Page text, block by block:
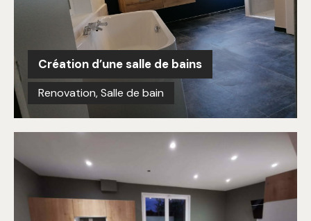
Création d’une salle de bains
Renovation,Salle de bain